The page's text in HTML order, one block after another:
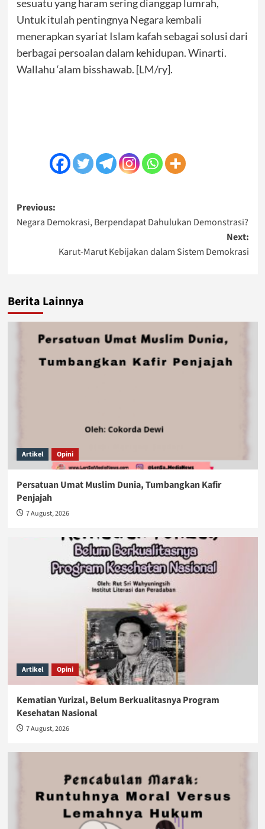
sesuatu yang haram sering dianggap lumrah,
Untuk itulah pentingnya Negara kembali
menerapkan syariat Islam kafah sebagai solusi dari
berbagai persoalan dalam kehidupan. Winarti.
Wallahu ‘alam bisshawab. [LM/ry].
Post
navigation
Previous:
Negara Demokrasi, Berpendapat Dahulukan Demonstrasi?
Next:
Karut-Marut Kebijakan dalam Sistem Demokrasi
Berita Lainnya
Artikel Opini
Persatuan Umat Muslim Dunia, Tumbangkan Kafir
Penjajah
7 August, 2026
Artikel Opini
Kematian Yurizal, Belum Berkualitasnya Program
Kesehatan Nasional
7 August, 2026